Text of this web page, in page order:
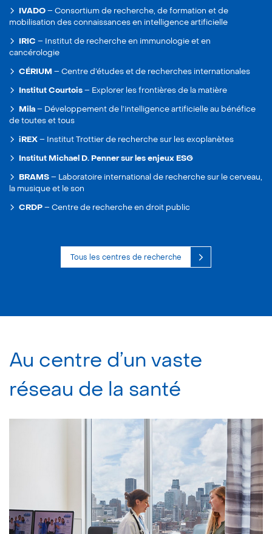
IVADO– Consortium de recherche, de formation et de
mobilisation des connaissances en intelligence artificielle
IRIC – Institut de recherche en immunologie et en
cancérologie
CÉRIUM – Centre d’études et de recherches internationales
Institut Courtois– Explorer les frontières de la matière
Mila– Développement de l’intelligence artificielle au bénéfice
de toutes et tous
iREX– Institut Trottier de recherche sur les exoplanètes
Institut Michael D. Penner sur les enjeux ESG
BRAMS– Laboratoire international de recherche sur le cerveau,
la musique et le son
CRDP– Centre de recherche en droit public
Tous les centres de recherche
Au centre d’un vaste
réseau de la santé